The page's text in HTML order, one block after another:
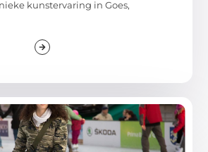
kunstervaring in Goes,